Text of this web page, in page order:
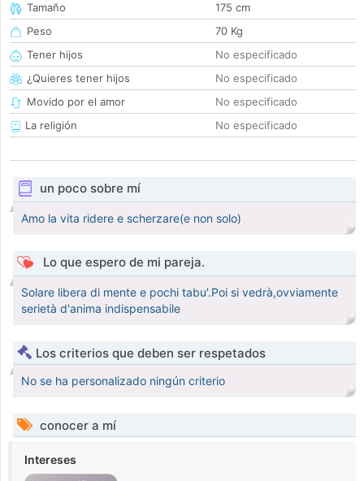
Tamaño
175 cm
Peso
70 Kg
Tener hijos
No especificado
¿Quieres tener hijos
No especificado
Movido por el amor
No especificado
La religión
No especificado
un poco sobre mí
Amo la vita ridere e scherzare(e non solo)
Lo que espero de mi pareja.
Solare libera di mente e pochi tabu'.Poi si vedrà,ovviamente
serietà d'anima indispensabile
Los criterios que deben ser respetados
No se ha personalizado ningún criterio
conocer a mí
Intereses